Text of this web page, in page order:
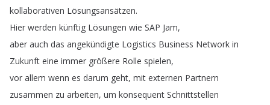
kollaborativen Lösungsansätzen.
Hier werden künftig Lösungen wie SAP Jam,
aber auch das angekündigte Logistics Business Network in
Zukunft eine immer größere Rolle spielen,
vor allem wenn es darum geht, mit externen Partnern
zusammen zu arbeiten, um konsequent Schnittstellen